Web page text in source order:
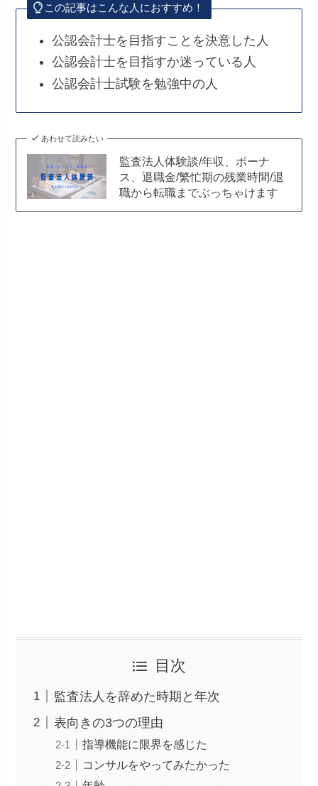
この記事はこんな人におすすめ！
公認会計士を目指すことを決意した人
公認会計士を目指すか迷っている人
公認会計士試験を勉強中の人
あわせて読みたい
監査法人体験談/年収、ボーナ
ス、退職金/繁忙期の残業時間/退
職から転職までぶっちゃけます
目次
監査法人を辞めた時期と年次
表向きの3つの理由
指導機能に限界を感じた
コンサルをやってみたかった